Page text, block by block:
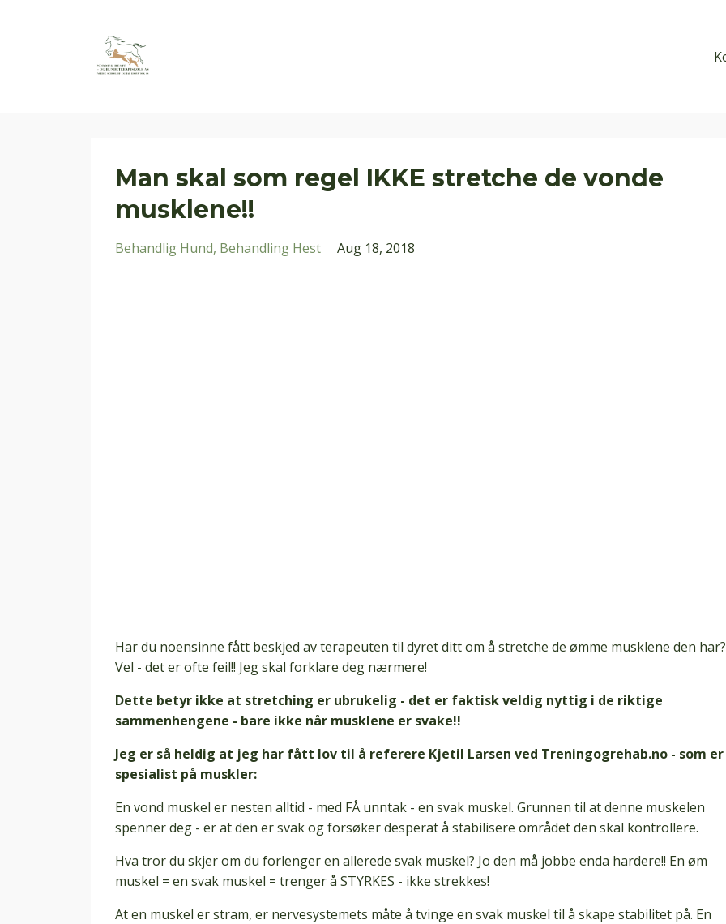
Man skal som regel IKKE stretche de vonde
musklene!!
Behandlig Hund Behandling Hest Aug 18, 2018
Har du noensinne fått beskjed av terapeuten til dyret ditt om å stretche de ømme musklene den har?
Vel - det er ofte feil!! Jeg skal forklare deg nærmere!
Dette betyr ikke at stretching er ubrukelig - det er faktisk veldig nyttig i de riktige
sammenhengene - bare ikke når musklene er svake!!
Jeg er så heldig at jeg har fått lov til å referere Kjetil Larsen ved Treningogrehab.no - som er
spesialist på muskler:
En vond muskel er nesten alltid - med FÅ unntak - en svak muskel. Grunnen til at denne muskelen
spenner deg - er at den er svak og forsøker desperat å stabilisere området den skal kontrollere.
Hva tror du skjer om du forlenger en allerede svak muskel? Jo den må jobbe enda hardere!! En øm
muskel = en svak muskel = trenger å STYRKES - ikke strekkes!
At en muskel er stram, er nervesystemets måte å tvinge en svak muskel til å skape stabilitet på. En